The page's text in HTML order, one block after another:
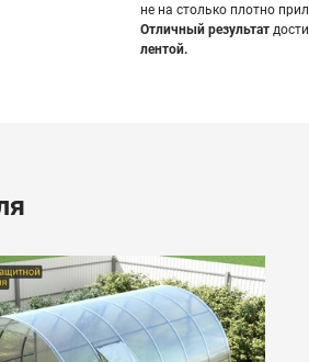
не на столько плотно
Отличный результат
лентой.